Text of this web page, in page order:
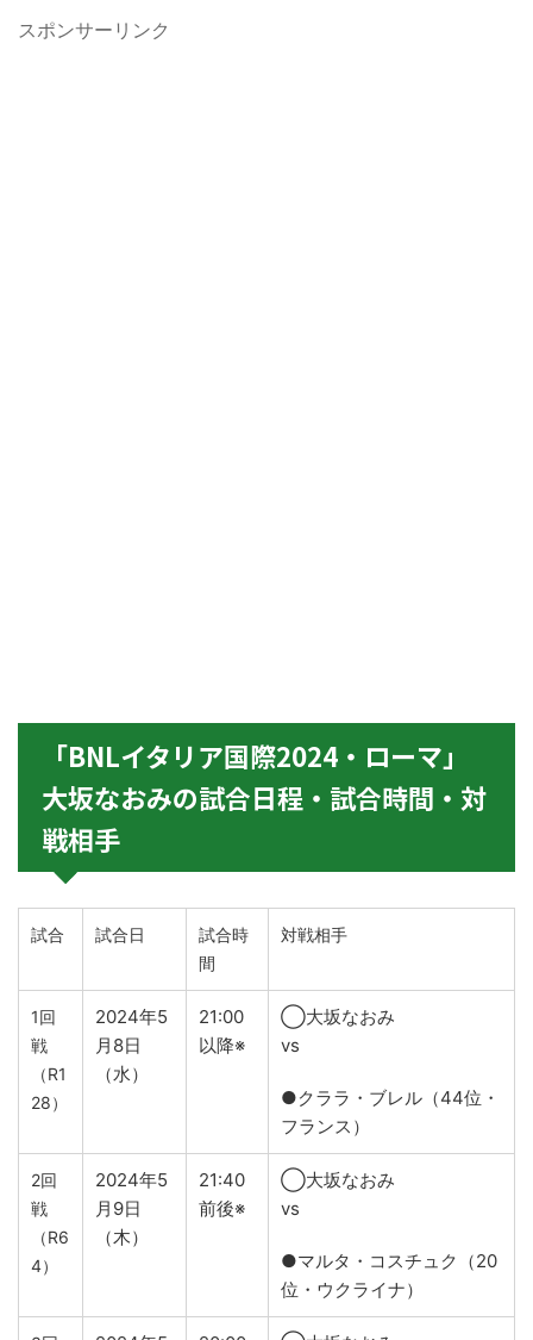
スポンサーリンク
「BNLイタリア国際2024・ローマ」
大坂なおみの試合日程・試合時間・対
戦相手
試合 試合日
試合時
間
対戦相手
1回
戦
（R1
28）
2024年5
月8日
（水）
21:00
以降※
◯大坂なおみ
vs
●クララ・ブレル（44位・
フランス）
2回
戦
（R6
4）
2024年5
月9日
（木）
21:40
前後※
◯大坂なおみ
vs
●マルタ・コスチュク（20
位・ウクライナ）